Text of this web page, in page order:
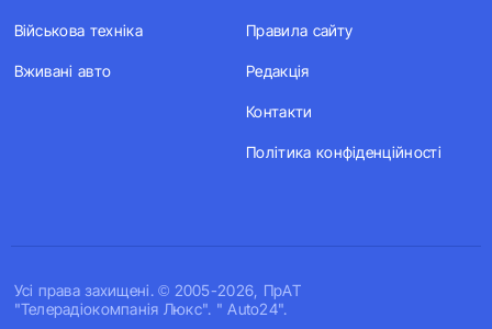
Усi права захищенi. © 2005-2026, ПрАТ
"Телерадіокомпанія Люкс". " Auto24".
Військова техніка
Вживані авто
Правила сайту
Редакція
Контакти
Політика конфіденційності